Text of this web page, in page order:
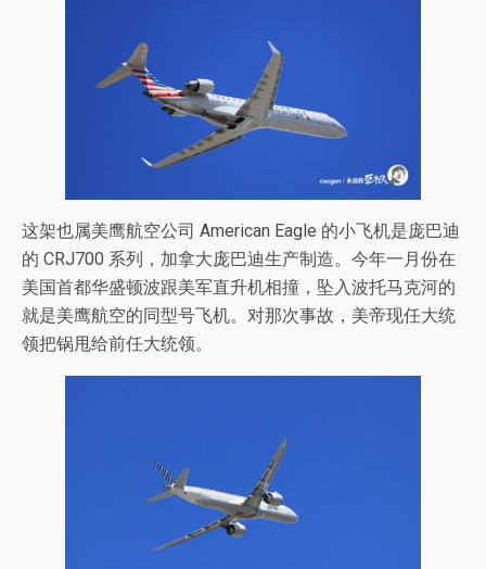
这架也属美鹰航空公司 American Eagle 的小飞机是庞巴迪
的 CRJ700 系列，加拿大庞巴迪生产制造。今年一月份在
美国首都华盛顿波跟美军直升机相撞，坠入波托马克河的
就是美鹰航空的同型号飞机。对那次事故，美帝现任大统
领把锅甩给前任大统领。